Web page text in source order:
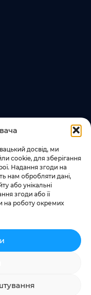
досвід, ми
cookie, для зберігання
Надання згоди на
нам обробляти дані,
або унікальні
згоди або її
на роботу окремих
Conditions